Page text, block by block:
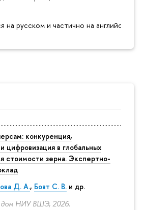
на русском и частично на английском
конкуренция,
цифровизация в глобальных
стоимости зерна. Экспертно-
Д. А., Бовт С. В. и др.
дом НИУ ВШЭ, 2026.